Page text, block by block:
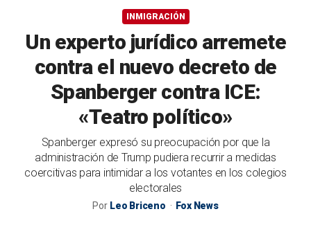
INMIGRACIÓN
Un experto jurídico arremete
contra el nuevo decreto de
Spanberger contra ICE:
«Teatro político»
Spanberger expresó su preocupación por que la
administración de Trump pudiera recurrir a medidas
coercitivas para intimidar a los votantes en los colegios
electorales
Por Leo Briceno Fox News